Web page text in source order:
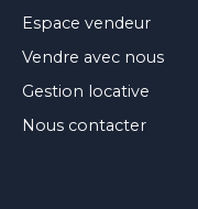
Espace vendeur
Vendre avec nous
Gestion locative
Nous contacter